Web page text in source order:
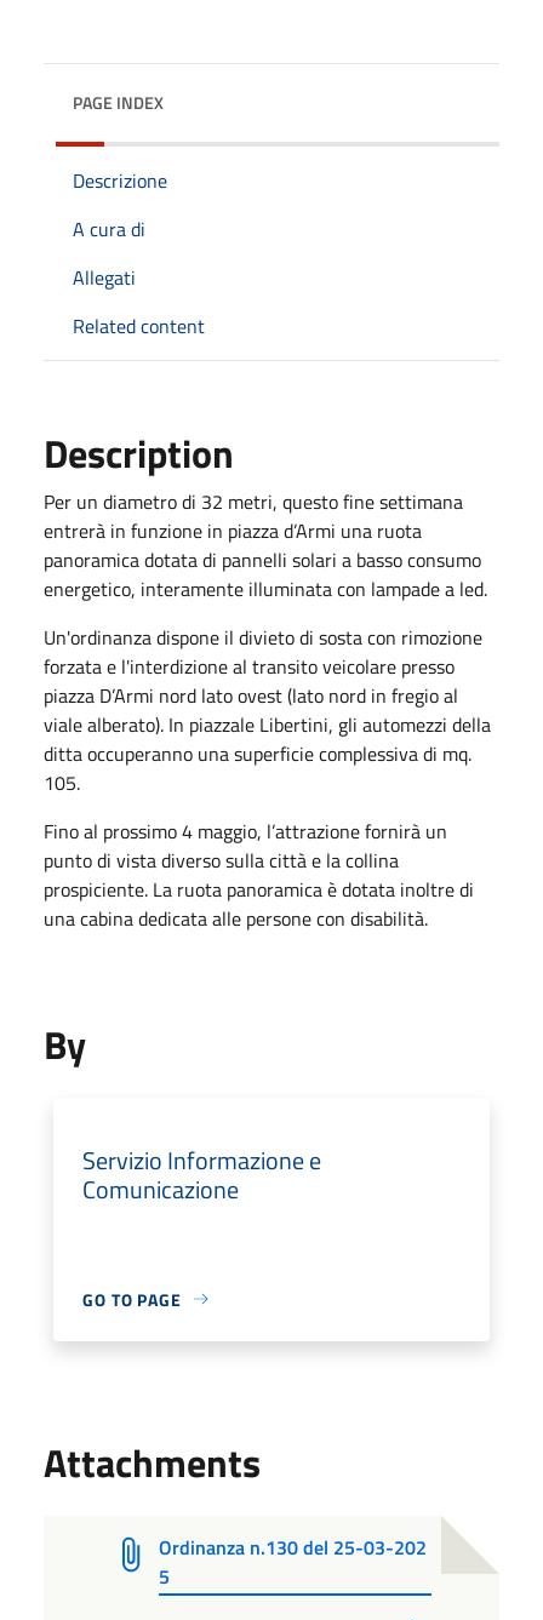
PAGE INDEX
Descrizione
A cura di
Allegati
Related content
Description
Per un diametro di 32 metri, questo fine settimana
entrerà in funzione in piazza d’Armi una ruota
panoramica dotata di pannelli solari a basso consumo
energetico, interamente illuminata con lampade a led.
Un'ordinanza dispone il divieto di sosta con rimozione
forzata e l'interdizione al transito veicolare presso
piazza D’Armi nord lato ovest (lato nord in fregio al
viale alberato). In piazzale Libertini, gli automezzi della
ditta occuperanno una superficie complessiva di mq.
105.
Fino al prossimo 4 maggio, l’attrazione fornirà un
punto di vista diverso sulla città e la collina
prospiciente. La ruota panoramica è dotata inoltre di
una cabina dedicata alle persone con disabilità.
By
Servizio Informazione e
Comunicazione
GO TO PAGE
Attachments
Ordinanza n.130 del 25-03-202
5